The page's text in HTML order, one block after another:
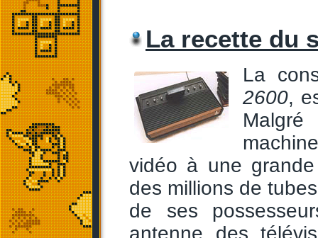
La recette du
La
2600,
Malgré
vidéo à une
des millions de
de ses
antenne des